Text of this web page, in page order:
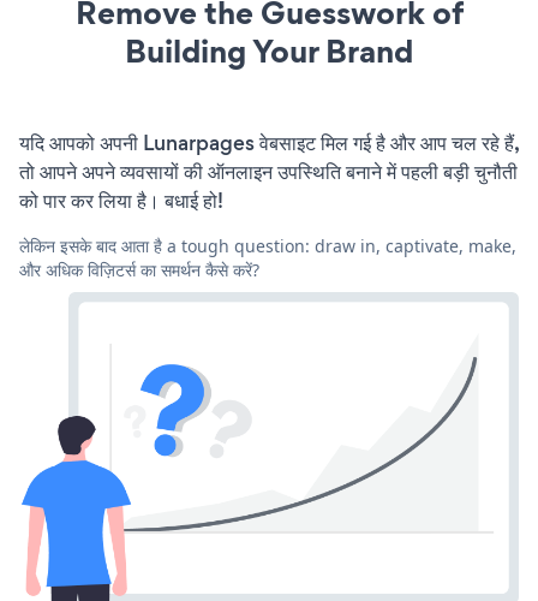
Remove the Guesswork of
Building Your Brand
यदि आपको अपनी Lunarpages वेबसाइट मिल गई है और आप चल रहे हैं,
तो आपने अपने व्यवसायों की ऑनलाइन उपस्थिति बनाने में पहली बड़ी चुनौती
को पार कर लिया है। बधाई हो!
लेकिन इसके बाद आता है a tough question: draw in, captivate, make,
और अधिक विज़िटर्स का समर्थन कैसे करें?